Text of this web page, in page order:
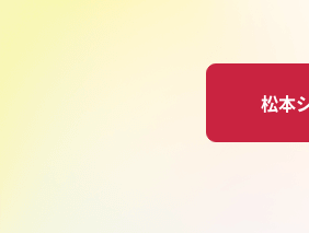
松本